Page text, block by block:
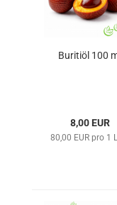
Buritiöl 100
8,00 EUR
80,00 EUR pro 1